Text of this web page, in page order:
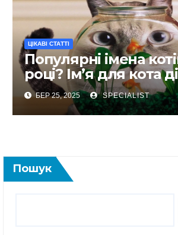
ЦІКАВІ СТАТТІ
Популярні імена
році? Ім’я для кота
та хлопчика
БЕР 25, 2025 SPECIALIST
Пошук